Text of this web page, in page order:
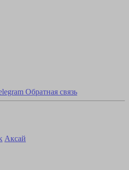
Обратная связь
Аксай